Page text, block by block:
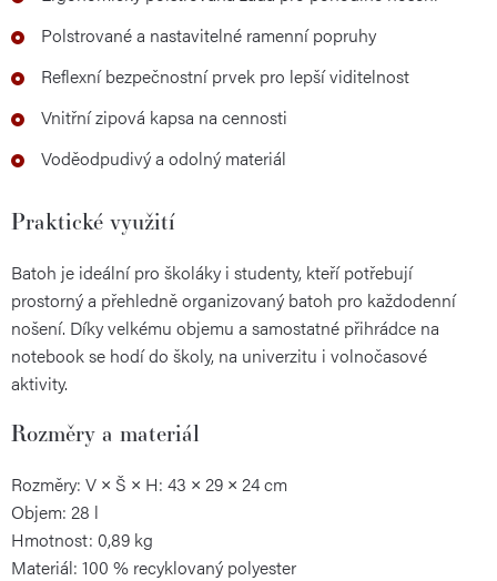
Polstrované a nastavitelné ramenní popruhy
Reflexní bezpečnostní prvek pro lepší viditelnost
Vnitřní zipová kapsa na cennosti
Voděodpudivý a odolný materiál
Praktické využití
Batoh je ideální pro školáky i studenty, kteří potřebují
prostorný a přehledně organizovaný batoh pro každodenní
nošení. Díky velkému objemu a samostatné přihrádce na
notebook se hodí do školy, na univerzitu i volnočasové
aktivity.
Rozměry a materiál
Rozměry: V × Š × H: 43 × 29 × 24 cm
Objem: 28 l
Hmotnost: 0,89 kg
Materiál: 100 % recyklovaný polyester